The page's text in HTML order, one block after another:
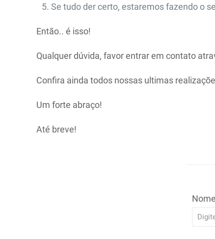
Se tudo der certo, estaremos fazendo o
Então.. é isso!
Qualquer dúvida, favor entrar em contato
Confira ainda todos nossas ultimas
Um forte abraço!
Até breve!